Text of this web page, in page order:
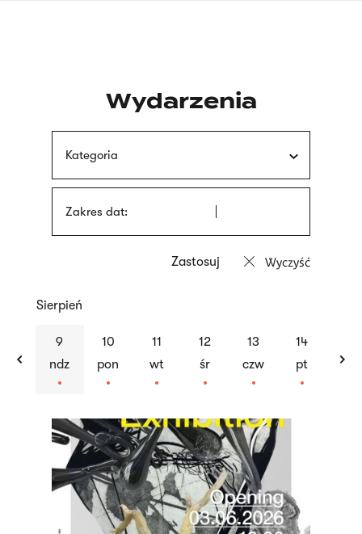
Wydarzenia
Kategoria
Zakres dat:
Wyczyść
previous
Sierpień
9
ndz
10
pon
11
wt
12
śr
13
czw
14
pt
Lista
artykułów